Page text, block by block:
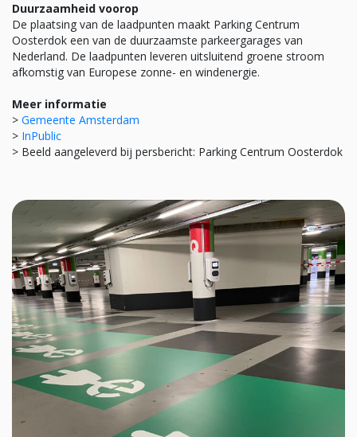
Duurzaamheid voorop
De plaatsing van de laadpunten maakt Parking Centrum
Oosterdok een van de duurzaamste parkeergarages van
Nederland. De laadpunten leveren uitsluitend groene stroom
afkomstig van Europese zonne- en windenergie.
Meer informatie
> Gemeente Amsterdam
> InPublic
> Beeld aangeleverd bij persbericht: Parking Centrum Oosterdok